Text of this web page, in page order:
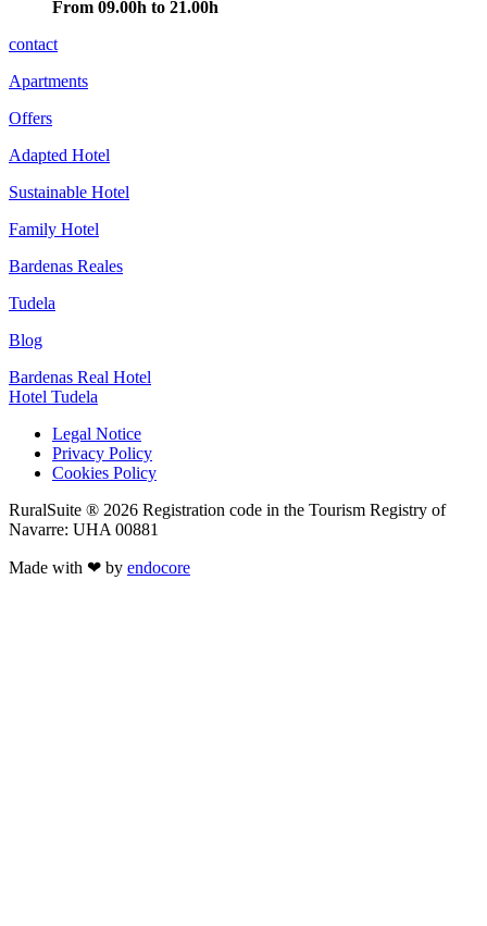
From 09.00h to 21.00h
contact
Apartments
Offers
Adapted Hotel
Sustainable Hotel
Family Hotel
Bardenas Reales
Tudela
Blog
Bardenas Real Hotel
Hotel Tudela
Legal Notice
Privacy Policy
Cookies Policy
RuralSuite ® 2026 Registration code in the Tourism Registry of
Navarre: UHA 00881
Made with ❤ by endocore